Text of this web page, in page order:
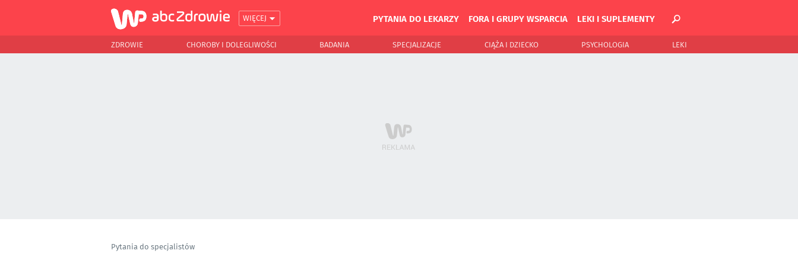
WIĘCEJ PYTANIA DO LEKARZY FORA I GRUPY WSPARCIA LEKI I SUPLEMENTY
ZDROWIE CHOROBY I DOLEGLIWOŚCI BADANIA SPECJALIZACJE CIĄŻA I DZIECKO PSYCHOLOGIA LEKI
Pytania do specjalistów